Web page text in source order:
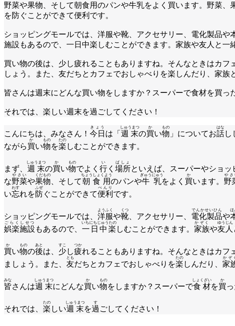
野菜や果物、そして朝食用のパンや牛乳をよく買います。野菜
を防ぐことができて便利です。
ショッピングモールでは、洋服や靴、アクセサリー、電化製品
施設もあるので、一日中楽しむことができます。家族や友人と
買い物の後は、少し疲れることもありますね。そんなときはカ
しょう。また、友だちとカフェでおしゃべりを楽しんだり、家族
皆さんは週末にどんな買い物をしますか？スーパーで食材を買
それでは、楽しい週末を過ごしてください！
こんにちは、みなさん！ 今日
きょう
は「 週末
しゅうまつ
の買
か
い物
もの
」についてお話
はな
し
ながら買
か
い物
もの
を楽
たの
しむことができます。
まず、 週末
しゅうまつ
の買
か
い物
もの
でよく 行
い
く 場所
ばしょ
といえば、スーパーやショッ
な野菜
やさい
や果物
くだもの
、そして朝食用
ちょうしょくよう
のパンや牛乳
ぎゅうにゅう
をよく 買
か
います。 野
やさ
い忘
わす
れを防
ふぜ
ぐことができて便利
べんり
です。
ショッピングモールでは、 洋服
ようふく
や靴
くつ
、アクセサリー、 電化製品
でんかせいひん
や
ほ
娯楽施設
ごらくしせつ
もあるので、 一日中楽
いちにちじゅうたの
しむことができます。 家族
かぞく
や友人
ゆうじん
買
か
い物
もの
の後
あと
は、 少
すこ
し疲
つか
れることもありますね。そんなときはカフ
ましょう。また、 友
とも
だちとカフェでおしゃべりを楽
たの
しんだり、 家
かぞく
皆
みな
さんは週末
しゅうまつ
にどんな買
か
い物
もの
をしますか？スーパーで食材
しょくざい
を買
か
それでは、 楽
たの
しい週末
しゅうまつ
を過
す
ごしてください！